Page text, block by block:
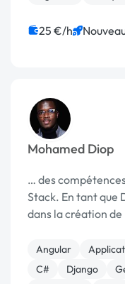
25 €/h
Mohamed Diop
… des
Stack. En tant que
dans la création
Angular
C#
Django